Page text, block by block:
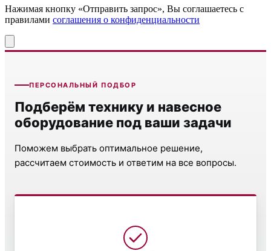
Нажимая кнопку «Отправить запрос», Вы соглашаетесь c
правилами соглашения о конфиденциальности
ПЕРСОНАЛЬНЫЙ ПОДБОР
Подберём технику и навесное
оборудование под ваши задачи
Поможем выбрать оптимальное решение,
рассчитаем стоимость и ответим на все вопросы.